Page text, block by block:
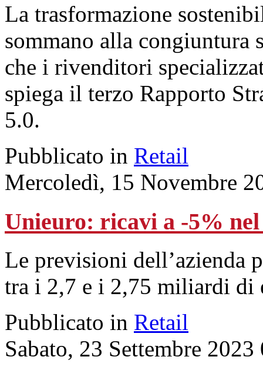
La trasformazione
sommano alla congiuntura
che i rivenditori
spiega il terzo Rapporto
5.0.
Pubblicato in Retail
Mercoledì, 15 Novembre
Unieuro: ricavi a -5% nel
Le previsioni dell’azienda
tra i 2,7 e i 2,75 miliardi di
Pubblicato in Retail
Sabato, 23 Settembre 2023